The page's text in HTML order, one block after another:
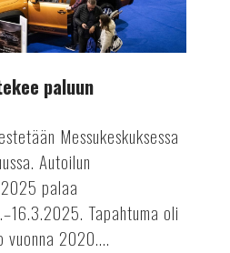
paluun
Messukeskuksessa
Autoilun
palaa
Tapahtuma oli
2020....